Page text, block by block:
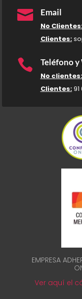
 Email
No
Clientes:
 Teléfono
No clientes:
Clientes:91
EMPRESA
Ver aquí el